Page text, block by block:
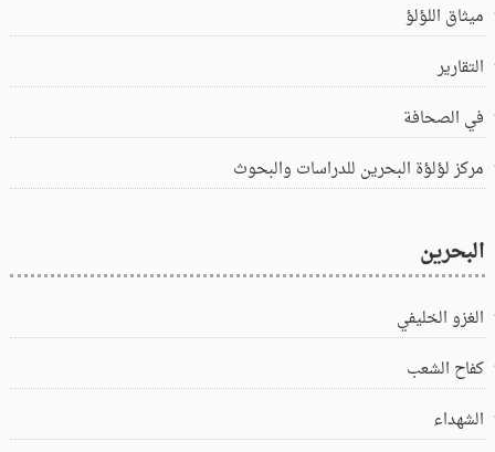
ميثاق اللؤلؤ
التقارير
في الصحافة
مركز لؤلؤة البحرين للدراسات والبحوث
البحرين
الغزو الخليفي
كفاح الشعب
الشهداء